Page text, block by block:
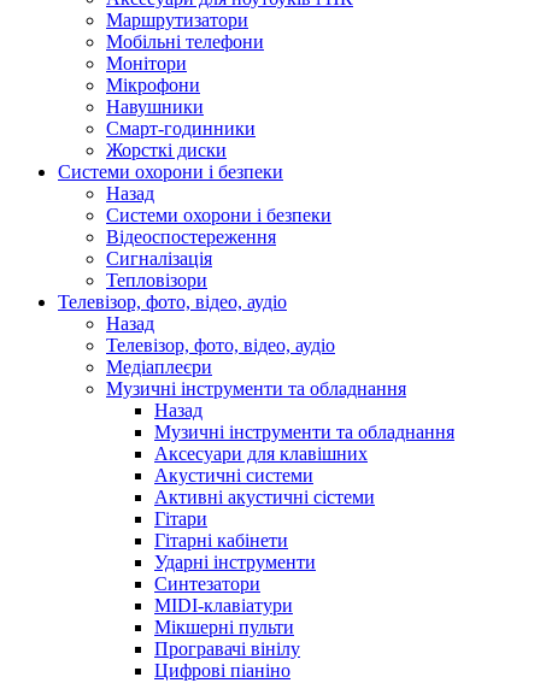
Маршрутизатори
Мобільні телефони
Монітори
Мікрофони
Навушники
Смарт-годинники
Жорсткі диски
Системи охорони і безпеки
Назад
Системи охорони і безпеки
Відеоспостереження
Сигналізація
Тепловізори
Телевізор, фото, відео, аудіо
Назад
Телевізор, фото, відео, аудіо
Медіаплеєри
Музичні інструменти та обладнання
Назад
Музичні інструменти та обладнання
Аксесуари для клавішних
Акустичні системи
Активні акустичні сістеми
Гітари
Гітарні кабінети
Ударні інструменти
Синтезатори
MIDI-клавіатури
Мікшерні пульти
Програвачі вінілу
Цифрові піаніно